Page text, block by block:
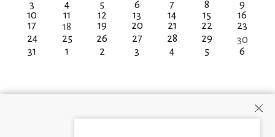
3 4 5 6 7 8
9
10
11 12 13 14 15
16
17
18 19 20 21 22
23
24
25 26 27 28 29
30
31
1 2 3 4 5 6